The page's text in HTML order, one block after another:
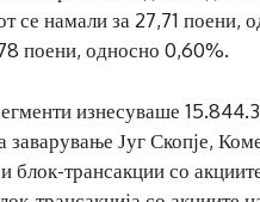
се намали за 27,71
поени, односно 0,60%.
изнесуваше
Југ Скопје,
трансакции со